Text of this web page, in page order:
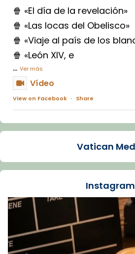
🍿 «El día de la revelación»
🍿 «Las locas del Obelisco»
🍿 «Viaje al país de los
🍿 «León XIV, e
... Ver más
Vídeo
View on Facebook · Share
Arquebisbat de
La Carmina va patir
dos mesos, a l'Estadi Lluís
Recupera l'entrevista comp
tican News 👇
www.vaticannews.va/es/
07/carmina-historia-
Vatican
Instagram